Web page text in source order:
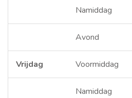
Namiddag
Avond
Vrijdag Voormiddag
Namiddag